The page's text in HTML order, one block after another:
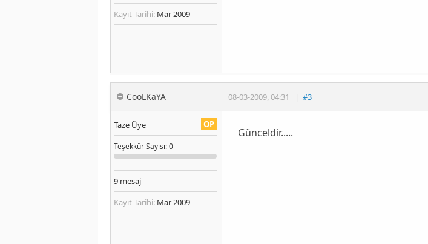
Kayıt Tarihi: Mar 2009
CooLKaYA 08-03-2009,04:31 | #3
OP
Taze Üye
TeşekkürSayısı: 0
9 mesaj
Kayıt Tarihi: Mar 2009
Günceldir.....